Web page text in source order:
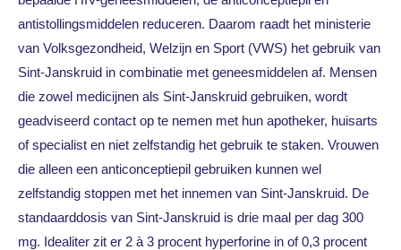
antistollingsmiddelen reduceren. Daarom raadt het ministerie
van Volksgezondheid, Welzijn en Sport (VWS) het gebruik van
Sint-Janskruid in combinatie met geneesmiddelen af. Mensen
die zowel medicijnen als Sint-Janskruid gebruiken, wordt
geadviseerd contact op te nemen met hun apotheker, huisarts
of specialist en niet zelfstandig het gebruik te staken. Vrouwen
die alleen een anticonceptiepil gebruiken kunnen wel
zelfstandig stoppen met het innemen van Sint-Janskruid. De
standaarddosis van Sint-Janskruid is drie maal per dag 300
mg. Idealiter zit er 2 à 3 procent hyperforine in of 0,3 procent